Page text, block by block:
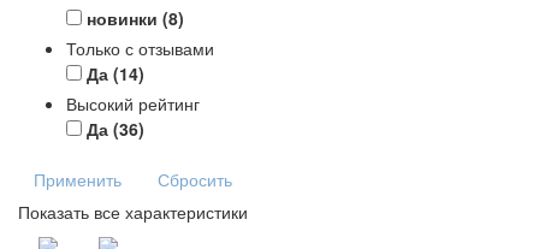
новинки (8)
Только с отзывами
Да (14)
Высокий рейтинг
Да (36)
Применить
Сбросить
Показать все характеристики